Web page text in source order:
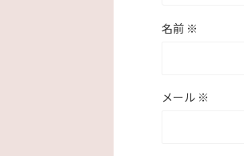
名前 ※
メール ※